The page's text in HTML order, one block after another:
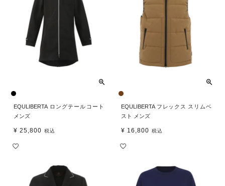
EQULIBERTA ロングテールコート
メンズ
¥ 25,800 税込
EQULIBERTA フレックス スリムベ
スト メンズ
¥ 16,800 税込